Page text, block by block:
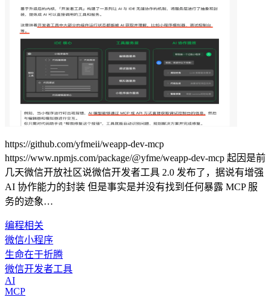
https://github.com/yfmeii/weapp-dev-mcp
https://www.npmjs.com/package/@yfme/weapp-dev-mcp 起因是前
几天微信开放社区说微信开发者工具 2.0 发布了，据说有增强
AI 协作能力的封装 但是事实是并没有找到任何暴露 MCP 服
务的迹象…
编程相关
微信小程序
生命在于折腾
微信开发者工具
AI
MCP